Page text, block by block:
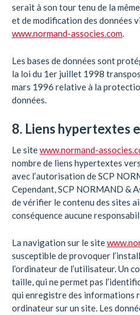
serait à son tour tenu de la
et de modification des données
www.normand-associes.com.
Les bases de données sont
la loi du 1er juillet 1998
mars 1996 relative à la
données.
8. Liens hypertextes
Le sitewww.normand-
nombre de liens hypertextes
avec l’autorisation de SCP
Cependant, SCP NORMAND &
de vérifier le contenu des sites
conséquence aucune
La navigation sur le site
susceptible de provoquer
l’ordinateur de l’utilisateur. Un
taille, qui ne permet pas
qui enregistre des informations
ordinateur sur un site. Les